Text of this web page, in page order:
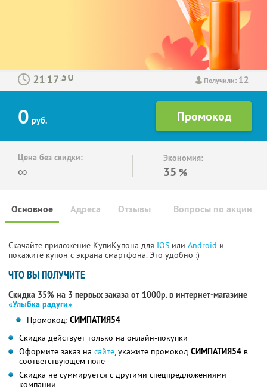
Получили: 12
: :
0 руб.
Цена без скидки:
∞
Экономия:
35 %
Основное Отзывы Вопросы по акции
Адреса
Скачайте приложение КупиКупона для IOS или Android и
покажите купон с экрана смартфона. Это удобно :)
ЧТО ВЫ ПОЛУЧИТЕ
Скидка 35% на 3 первых заказа от 1000р. в интернет-магазине
«Улыбка радуги»
Промокод: СИМПАТИЯ54
Скидка действует только на онлайн-покупки
Оформите заказ на сайте, укажите промокод СИМПАТИЯ54 в
соответствующем поле
Скидка не суммируется с другими спецпредложениями
компании